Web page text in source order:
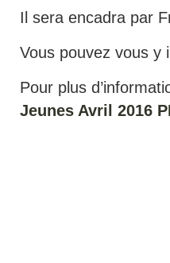
Il sera encadra par
Vous pouvez vous y
Pour plus
Jeunes Avril 2016